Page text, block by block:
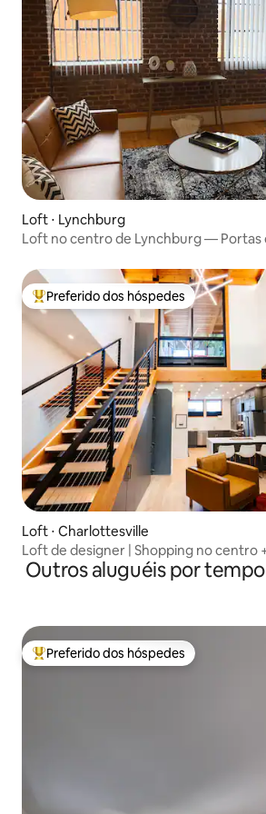
Loft ⋅ Lynchburg
Loft no centro de Lynchburg — Portas
Entre os melhores preferidos dos
Preferido dos hóspedes
Loft ⋅ Charlottesville
Loft de designer | Shopping no centro
Outros aluguéis por
Entre os melhores preferidos dos
Preferido dos hóspedes